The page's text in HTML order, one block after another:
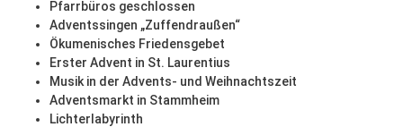
Pfarrbüros geschlossen
Adventssingen „Zuffendraußen“
Ökumenisches Friedensgebet
Erster Advent in St. Laurentius
Musik in der Advents- und Weihnachtszeit
Adventsmarkt in Stammheim
Lichterlabyrinth